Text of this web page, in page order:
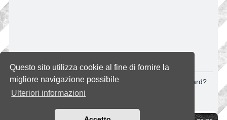
Questo sito utilizza cookie al fine di fornire la
migliore navigazione possibile
Ulteriori informazioni
Sei sicuro di volere cancellare tutti i cookie di questa Board?